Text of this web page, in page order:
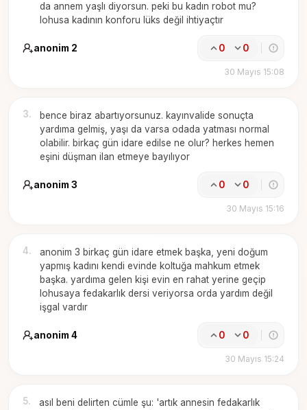
da annem yaşlı diyorsun. peki bu kadın robot mu?
lohusa kadının konforu lüks değil ihtiyaçtır
anonim 2 0 0
30 Mayıs 15:08
3.
bence biraz abartıyorsunuz. kayınvalide sonuçta
yardıma gelmiş, yaşı da varsa odada yatması normal
olabilir. birkaç gün idare edilse ne olur? herkes hemen
eşini düşman ilan etmeye bayılıyor
anonim 3 0 0
30 Mayıs 15:16
4.
anonim 3 birkaç gün idare etmek başka, yeni doğum
yapmış kadını kendi evinde koltuğa mahkum etmek
başka. yardıma gelen kişi evin en rahat yerine geçip
lohusaya fedakarlık dersi veriyorsa orda yardım değil
işgal vardır
anonim 4 0 0
30 Mayıs 15:24
5.
asıl beni delirten cümle şu: 'artık annesin fedakarlık